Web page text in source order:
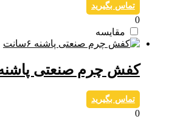
تماس بگیرید
0
مقایسه
کفش چرم صنعتی پاشنه
تماس بگیرید
0